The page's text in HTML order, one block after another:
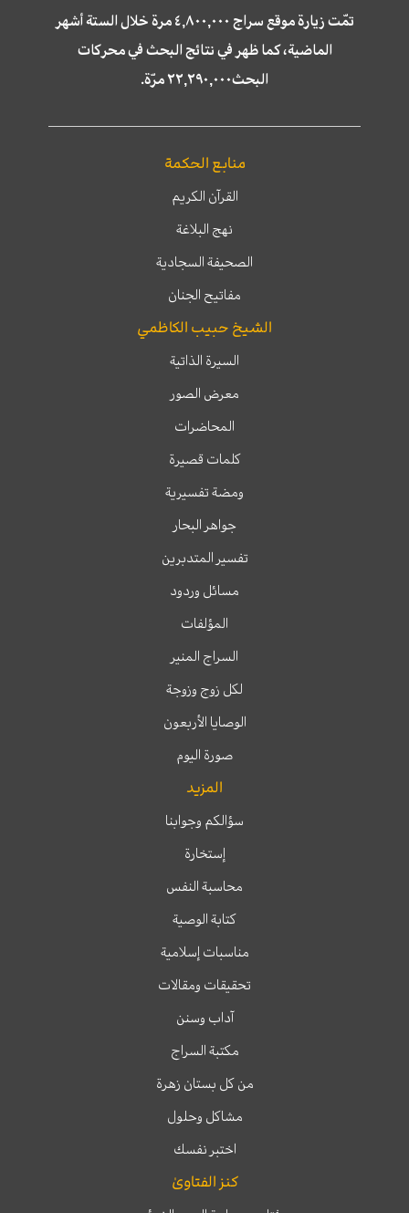
تمّت زيارة موقع سراج ٤,٨٠٠,٠٠٠ مرة خلال الستة أشهر
الماضية، كما ظهر في نتائج البحث في محركات
البحث٢٢,٢٩٠,٠٠٠ مرّة.
منابع الحكمة
القرآن الكريم
نهج البلاغة
الصحيفة السجادية
مفاتيح الجنان
الشيخ حبيب الكاظمي
السيرة الذاتية
معرض الصور
المحاضرات
كلمات قصيرة
ومضة تفسيرية
جواهر البحار
تفسير المتدبرين
مسائل وردود
المؤلفات
السراج المنير
لكل زوج وزوجة
الوصايا الأربعون
صورة اليوم
المزيد
سؤالكم وجوابنا
إستخارة
محاسبة النفس
كتابة الوصية
مناسبات إسلامية
تحقيقات ومقالات
آداب وسنن
مكتبة السراج
من كل بستان زهرة
مشاكل وحلول
اختبر نفسك
كنز الفتاوىٰ